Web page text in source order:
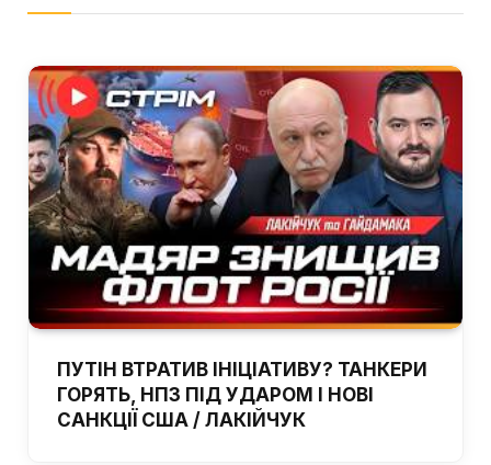
ПУТІН ВТРАТИВ ІНІЦІАТИВУ? ТАНКЕРИ
ГОРЯТЬ, НПЗ ПІД УДАРОМ І НОВІ
САНКЦІЇ США / ЛАКІЙЧУК